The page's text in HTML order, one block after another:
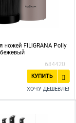
ножей FILIGRANA Polly
бежевый
684420
КУПИТЬ
ХОЧУ ДЕШЕВЛЕ!